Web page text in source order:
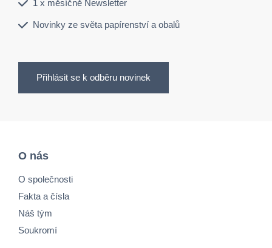
1 x měsíčně Newsletter
Novinky ze světa papírenství a obalů
Přihlásit se k odběru novinek
O nás
O společnosti
Fakta a čísla
Náš tým
Soukromí